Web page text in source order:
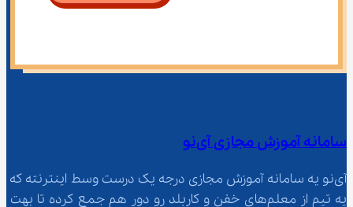
سامانه آموزش مجازی آی‌نو
آی‌نو یه سامانه آموزش مجازی درجه یک درست وسط اینترنته که
یه تیم از معلم‌‌های خفن و کاربلد رو دور هم جمع کرده تا بهت